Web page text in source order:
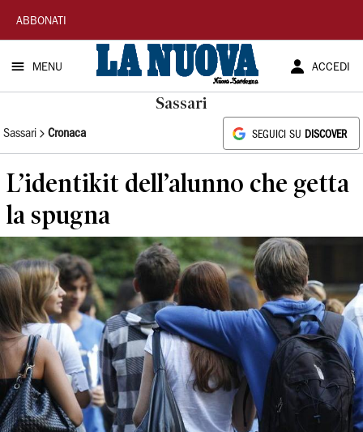
La
Nuova
Sardegna
ABBONATI
MENU ACCEDI
Sassari
Sassari Cronaca SEGUICI SU DISCOVER
L’identikit dell’alunno che getta
la spugna